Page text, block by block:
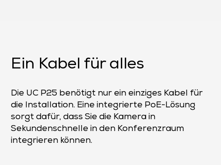
Ein Kabel für alles
Die UC P25 benötigt nur ein einziges Kabel für
die Installation. Eine integrierte PoE-Lösung
sorgt dafür, dass Sie die Kamera in
Sekundenschnelle in den Konferenzraum
integrieren können.